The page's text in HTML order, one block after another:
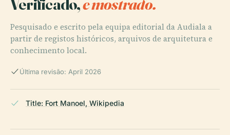
Pesquisado e escrito pela equipa editorial da Audiala a
partir de registos históricos, arquivos de arquitetura e
conhecimento local.
Última revisão: April 2026
Title: Fort Manoel, Wikipedia